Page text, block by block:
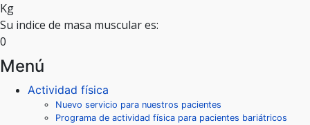
Kg
Su indice de masa muscular es:
0
Menú
Actividad física
Nuevo servicio para nuestros pacientes
Programa de actividad física para pacientes bariátricos